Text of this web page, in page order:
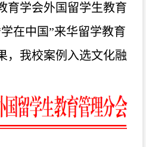
育学会外国留学生教育
在中国”来华留学教育
，我校案例入选文化融